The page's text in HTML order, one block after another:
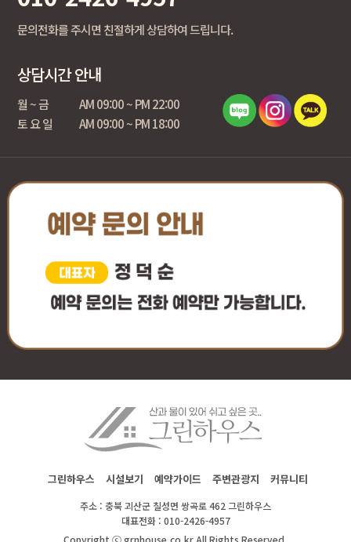
문의전화를 주시면 친절하게 상담하여 드립니다.
상담시간 안내
월 ~ 금
AM 09:00 ~ PM 22:00
토 요 일
AM 09:00 ~ PM 18:00
그린하우스 시설보기 예약가이드 주변관광지 커뮤니티
주소 : 충북 괴산군 칠성면 쌍곡로 462 그린하우스
대표전화 : 010-2426-4957